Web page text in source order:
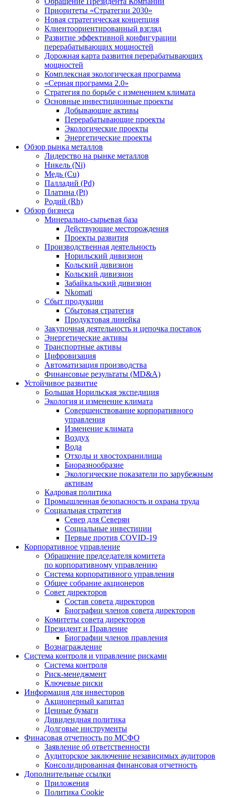
Приоритеты «Стратегии 2030»
Новая стратегическая концепция
Клиентоориентированный взгляд
Развитие эффективной конфигурации
перерабатывающих мощностей
Дорожная карта развития перерабатывающих
мощностей
Комплексная экологическая программа
«Серная программа 2.0»
Стратегия по борьбе с изменением климата
Основные инвестиционные проекты
Добывающие активы
Перерабатывающие проекты
Экологические проекты
Энергетические проекты
Обзор рынка металлов
Лидерство на рынке металлов
Никель (Ni)
Медь (Cu)
Палладий (Pd)
Платина (Pt)
Родий (Rh)
Обзор бизнеса
Минерально-сырьевая база
Действующие месторождения
Проекты развития
Производственная деятельность
Норильский дивизион
Кольский дивизион
Кольский дивизион
Забайкальский дивизион
Nkomati
Сбыт продукции
Сбытовая стратегия
Продуктовая линейка
Закупочная деятельность и цепочка поставок
Энергетические активы
Транспортные активы
Цифровизация
Автоматизация производства
Финансовые результаты (MD&A)
Устойчивое развитие
Большая Норильская экспедиция
Экология и изменение климата
Совершенствование корпоративного
управления
Изменение климата
Воздух
Вода
Отходы и хвостохранилища
Биоразнообразие
Экологические показатели по зарубежным
активам
Кадровая политика
Промышленная безопасность и охрана труда
Социальная стратегия
Север для Северян
Социальные инвестиции
Первые против COVID‑19
Корпоративное управление
Обращение председателя комитета
по корпоративному управлению
Система корпоративного управления
Общее собрание акционеров
Совет директоров
Состав совета директоров
Биографии членов совета директоров
Комитеты совета директоров
Президент и Правление
Биографии членов правления
Вознаграждение
Система контроля и управление рисками
Система контроля
Риск-менеджмент
Ключевые риски
Информация для инвесторов
Акционерный капитал
Ценные бумаги
Дивидендная политика
Долговые инструменты
Финасовая отчетность по МСФО
Заявление об ответственности
Аудиторское заключение независимых аудиторов
Консолидированная финансовая отчетность
Дополнительные ссылки
Приложения
Политика Cookie